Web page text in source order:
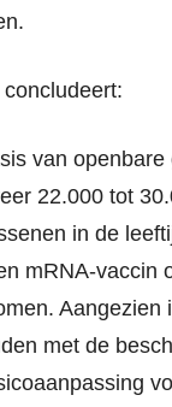
van
22.000 tot
in de
mRNA-vaccin
Aangezien
met de